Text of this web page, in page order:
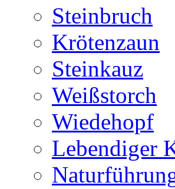
Steinbruch
Krötenzaun
Steinkauz
Weißstorch
Wiedehopf
Lebendiger